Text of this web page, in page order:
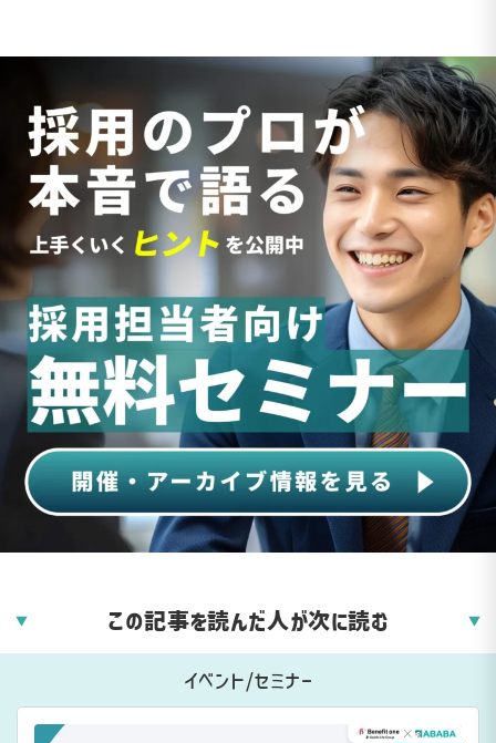
▼ この記事を読んだ人が次に読む ▼
イベント/セミナー